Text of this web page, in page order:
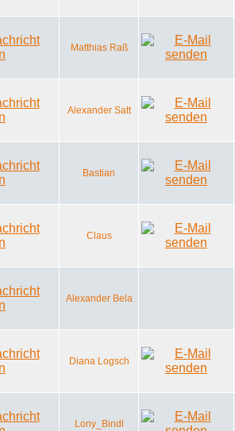
Matthias Raß
Alexander Satt
Bastian
Claus
Alexander Bela
Diana Logsch
Lony_Bindl